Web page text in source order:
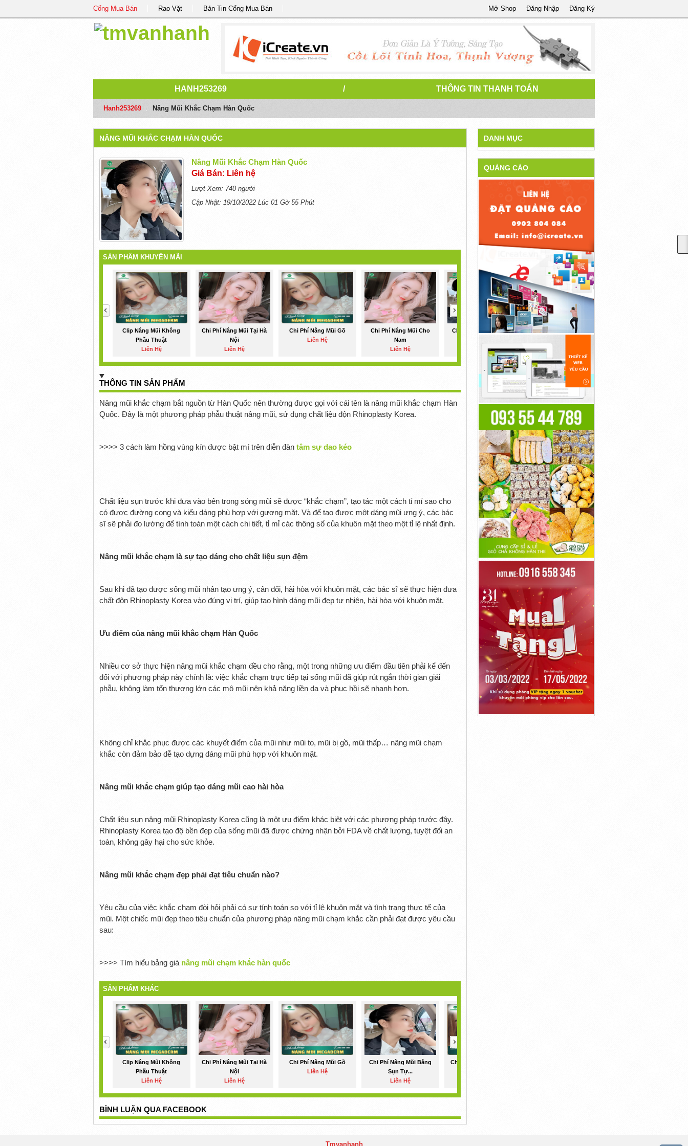
Cổng Mua Bán Rao Vặt Bản Tin Cổng Mua Bán Đăng Ký
Đăng Nhập
Mở Shop
HANH253269 / THÔNG TIN THANH TOÁN
Hanh253269 Nâng Mũi Khắc Chạm Hàn Quốc
NÂNG MŨI KHẮC CHẠM HÀN QUỐC
Nâng Mũi Khắc Chạm Hàn Quốc
Giá Bán: Liên hệ
Lượt Xem: 740 người
Cập Nhật: 19/10/2022 Lúc 01 Gờ 55 Phút
SẢN PHẨM KHUYẾN MÃI
Clip Nâng Mũi Không
Phẫu Thuật
Liên Hệ
Chi Phí Nâng Mũi Tại Hà
Nội
Liên Hệ
Chi Phí Nâng Mũi Gồ
Liên Hệ
Chi Phí Nâng Mũi Cho
Nam
Liên Hệ
Chi Phí Nâng Mũi Bằng
Liên Hệ
Chi Phí 1 Ca Phẫu Thuật
>
THÔNG TIN SẢN PHẨM
Nâng mũi khắc chạm bắt nguồn từ Hàn Quốc nên thường được gọi với cái tên là nâng mũi khắc chạm Hàn
Quốc. Đây là một phương pháp phẫu thuật nâng mũi, sử dụng chất liệu độn Rhinoplasty Korea.
>>>> 3 cách làm hồng vùng kín được bật mí trên diễn đàn tâm sự dao kéo
Chất liệu sụn trước khi đưa vào bên trong sóng mũi sẽ được “khắc chạm”, tạo tác một cách tỉ mỉ sao cho
có được đường cong và kiểu dáng phù hợp với gương mặt. Và để tạo được một dáng mũi ưng ý, các bác
sĩ sẽ phải đo lường để tính toán một cách chi tiết, tỉ mỉ các thông số của khuôn mặt theo một tỉ lệ nhất định.
Nâng mũi khắc chạm là sự tạo dáng cho chất liệu sụn đệm
Sau khi đã tạo được sống mũi nhân tạo ưng ý, cân đối, hài hòa với khuôn mặt, các bác sĩ sẽ thực hiện đưa
chất độn Rhinoplasty Korea vào đúng vị trí, giúp tạo hình dáng mũi đẹp tự nhiên, hài hòa với khuôn mặt.
Ưu điểm của nâng mũi khắc chạm Hàn Quốc
Nhiều cơ sở thực hiện nâng mũi khắc chạm đều cho rằng, một trong những ưu điểm đầu tiên phải kể đến
đối với phương pháp này chính là: việc khắc chạm trực tiếp tại sống mũi đã giúp rút ngắn thời gian giải
phẫu, không làm tổn thương lớn các mô mũi nên khả năng liền da và phục hồi sẽ nhanh hơn.
Không chỉ khắc phục được các khuyết điểm của mũi như mũi to, mũi bị gồ, mũi thấp… nâng mũi chạm
khắc còn đảm bảo dễ tạo dựng dáng mũi phù hợp với khuôn mặt.
Nâng mũi khắc chạm giúp tạo dáng mũi cao hài hòa
Chất liệu sụn nâng mũi Rhinoplasty Korea cũng là một ưu điểm khác biệt với các phương pháp trước đây.
Rhinoplasty Korea tạo độ bền đẹp của sống mũi đã được chứng nhận bởi FDA về chất lượng, tuyệt đối an
toàn, không gây hại cho sức khỏe.
Nâng mũi khắc chạm đẹp phải đạt tiêu chuẩn nào?
Yêu cầu của việc khắc chạm đòi hỏi phải có sự tính toán so với tỉ lệ khuôn mặt và tình trạng thực tế của
mũi. Một chiếc mũi đẹp theo tiêu chuẩn của phương pháp nâng mũi chạm khắc cần phải đạt được yêu cầu
sau:
>>>> Tìm hiểu bảng giá nâng mũi chạm khắc hàn quốc
SẢN PHẨM KHÁC
Clip Nâng Mũi Không
Phẫu Thuật
Liên Hệ
Chi Phí Nâng Mũi Tại Hà
Nội
Liên Hệ
Chi Phí Nâng Mũi Gồ
Liên Hệ
Chi Phí Nâng Mũi Bằng
Sụn Tự...
Liên Hệ
Chi Phí 1 Ca Phẫu Thuật
BÌNH LUẬN QUA FACEBOOK
DANH MỤC
QUẢNG CÁO
Tmvanhanh